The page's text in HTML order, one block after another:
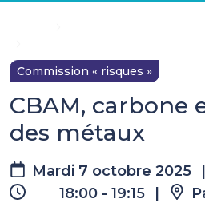
Commission « risques »
CBAM, carbone
des métaux
Mardi 7 octobre 2025
18:00 - 19:15